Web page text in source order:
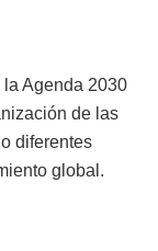
la Agenda 2030
de las
diferentes
global.